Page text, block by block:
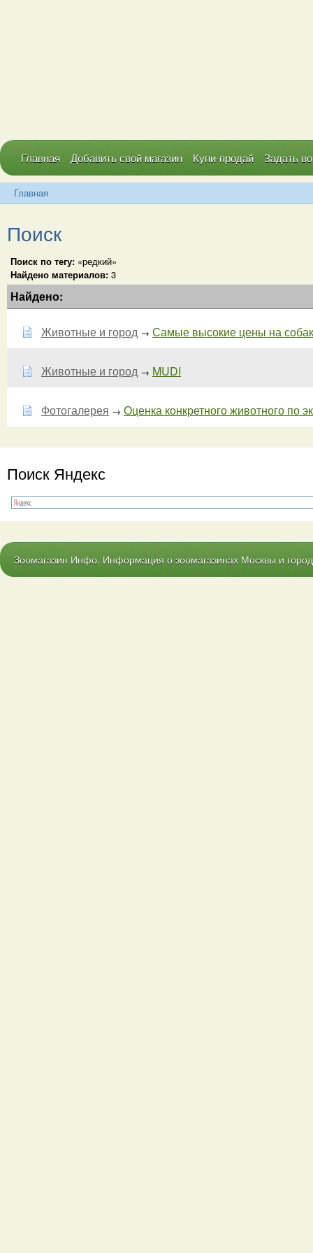
Главная Добавить свой магазин Купи-продай Задать
Главная
Поиск
Поиск по тегу: «редкий»
Найдено материалов: 3
Найдено:
Животные и город → Самые высокие цены на
Животные и город → MUDI
Фотогалерея → Оценка конкретного животного по
Поиск Яндекс
Зоомагазин Инфо. Информация о зоомагазинах Москвы и